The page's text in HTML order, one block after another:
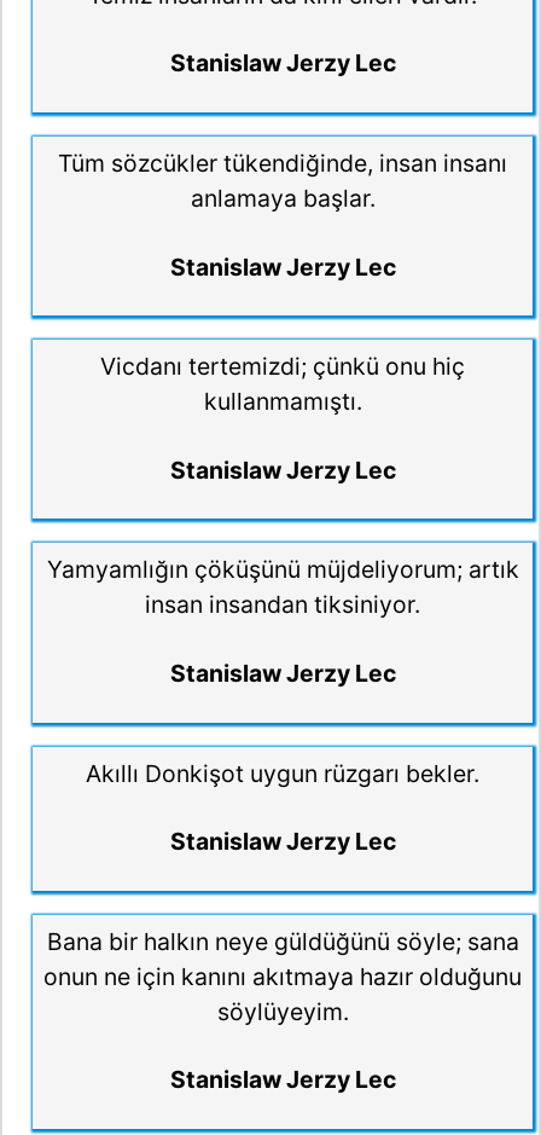
Stanislaw Jerzy Lec
Tüm sözcükler tükendiğinde, insan insanı
anlamaya başlar.
Stanislaw Jerzy Lec
Vicdanı tertemizdi; çünkü onu hiç
kullanmamıştı.
Stanislaw Jerzy Lec
Yamyamlığın çöküşünü müjdeliyorum; artık
insan insandan tiksiniyor.
Stanislaw Jerzy Lec
Akıllı Donkişot uygun rüzgarı bekler.
Stanislaw Jerzy Lec
Bana bir halkın neye güldüğünü söyle; sana
onun ne için kanını akıtmaya hazır olduğunu
söylüyeyim.
Stanislaw Jerzy Lec